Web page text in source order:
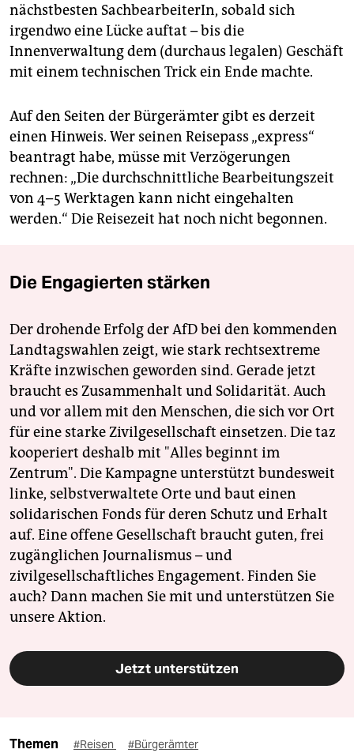
nächstbesten SachbearbeiterIn, sobald sich
irgendwo eine Lücke auftat – bis die
Innenverwaltung dem (durchaus legalen) Geschäft
mit einem technischen Trick ein Ende machte.
Auf den Seiten der Bürgerämter gibt es derzeit
einen Hinweis. Wer seinen Reisepass „express“
beantragt habe, müsse mit Verzögerungen
rechnen: „Die durchschnittliche Bearbeitungszeit
von 4–5 Werktagen kann nicht eingehalten
werden.“ Die Reisezeit hat noch nicht begonnen.
Die Engagierten stärken
Der drohende Erfolg der AfD bei den kommenden
Landtagswahlen zeigt, wie stark rechtsextreme
Kräfte inzwischen geworden sind. Gerade jetzt
braucht es Zusammenhalt und Solidarität. Auch
und vor allem mit den Menschen, die sich vor Ort
für eine starke Zivilgesellschaft einsetzen. Die taz
kooperiert deshalb mit "Alles beginnt im
Zentrum". Die Kampagne unterstützt bundesweit
linke, selbstverwaltete Orte und baut einen
solidarischen Fonds für deren Schutz und Erhalt
auf. Eine offene Gesellschaft braucht guten, frei
zugänglichen Journalismus – und
zivilgesellschaftliches Engagement. Finden Sie
auch? Dann machen Sie mit und unterstützen Sie
unsere Aktion.
Jetzt unterstützen
Themen #Reisen #Bürgerämter